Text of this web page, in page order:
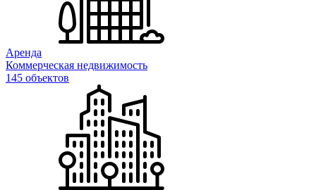
Аренда
Коммерческая недвижимость
145 объектов